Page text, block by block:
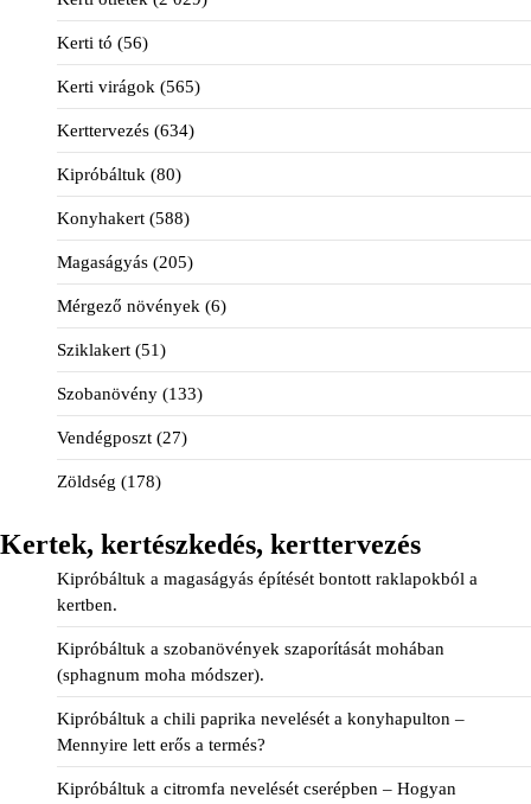
Kerti tó (56)
Kerti virágok (565)
Kerttervezés (634)
Kipróbáltuk (80)
Konyhakert (588)
Magaságyás (205)
Mérgező növények (6)
Sziklakert (51)
Szobanövény (133)
Vendégposzt (27)
Zöldség (178)
Kertek, kertészkedés, kerttervezés
Kipróbáltuk a magaságyás építését bontott raklapokból a
kertben.
Kipróbáltuk a szobanövények szaporítását mohában
(sphagnum moha módszer).
Kipróbáltuk a chili paprika nevelését a konyhapulton –
Mennyire lett erős a termés?
Kipróbáltuk a citromfa nevelését cserépben – Hogyan